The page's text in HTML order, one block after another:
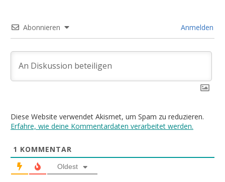
Abonnieren Anmelden
Diese Website verwendet Akismet, um Spam zu reduzieren.
Erfahre, wie deine Kommentardaten verarbeitet werden.
1 KOMMENTAR
Oldest